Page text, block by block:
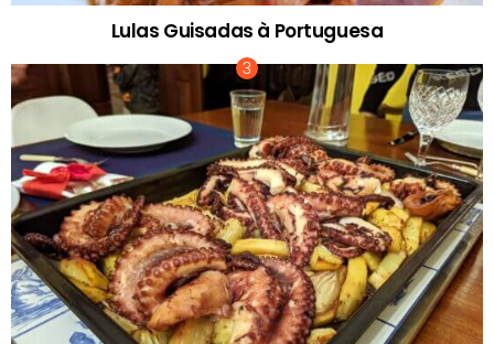
Lulas Guisadas à Portuguesa